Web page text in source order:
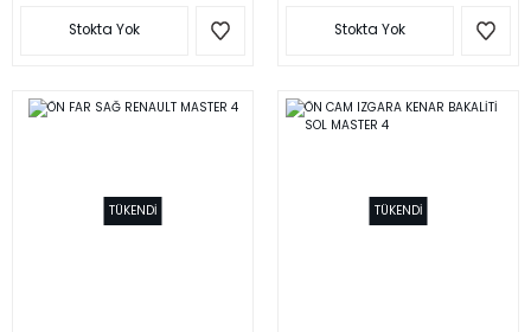
Stokta Yok Stokta Yok
TÜKENDİ TÜKENDİ